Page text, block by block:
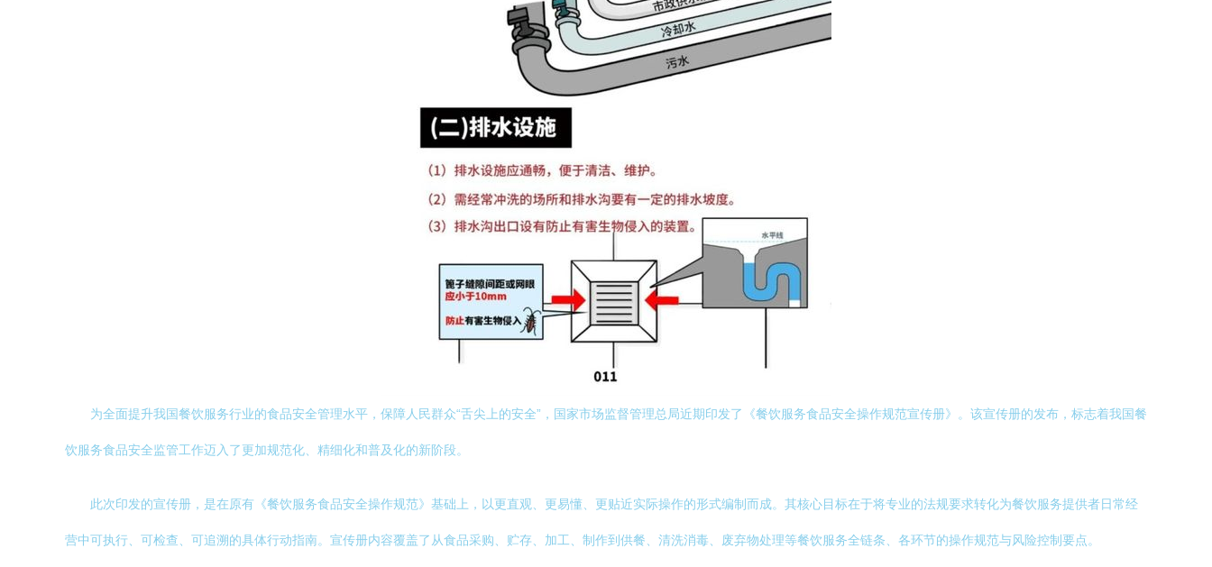
为全面提升我国餐饮服务行业的食品安全管理水平，保障人民群众“舌尖上的安全”，国家市场监督管理总局近期印发了《餐饮服务食品安全操作规范宣传册》。该宣传册的发布，标志着我国餐
饮服务食品安全监管工作迈入了更加规范化、精细化和普及化的新阶段。
此次印发的宣传册，是在原有《餐饮服务食品安全操作规范》基础上，以更直观、更易懂、更贴近实际操作的形式编制而成。其核心目标在于将专业的法规要求转化为餐饮服务提供者日常经
营中可执行、可检查、可追溯的具体行动指南。宣传册内容覆盖了从食品采购、贮存、加工、制作到供餐、清洗消毒、废弃物处理等餐饮服务全链条、各环节的操作规范与风险控制要点。